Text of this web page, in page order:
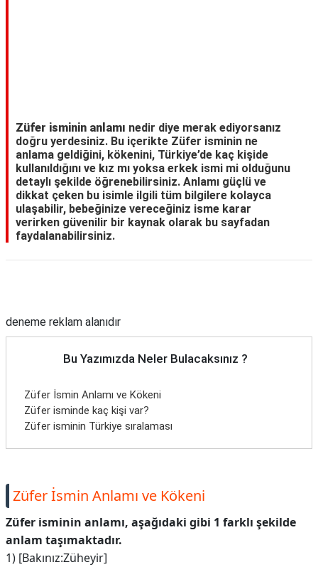
Züfer isminin anlamı nedir diye merak ediyorsanız
doğru yerdesiniz. Bu içerikte Züfer isminin ne
anlama geldiğini, kökenini, Türkiye’de kaç kişide
kullanıldığını ve kız mı yoksa erkek ismi mi olduğunu
detaylı şekilde öğrenebilirsiniz. Anlamı güçlü ve
dikkat çeken bu isimle ilgili tüm bilgilere kolayca
ulaşabilir, bebeğinize vereceğiniz isme karar
verirken güvenilir bir kaynak olarak bu sayfadan
faydalanabilirsiniz.
deneme reklam alanıdır
Bu Yazımızda Neler Bulacaksınız ?
Züfer İsmin Anlamı ve Kökeni
Züfer isminde kaç kişi var?
Züfer isminin Türkiye sıralaması
Züfer İsmin Anlamı ve Kökeni
Züfer isminin anlamı, aşağıdaki gibi 1 farklı şekilde
anlam taşımaktadır.
1) [Bakınız:Züheyir]